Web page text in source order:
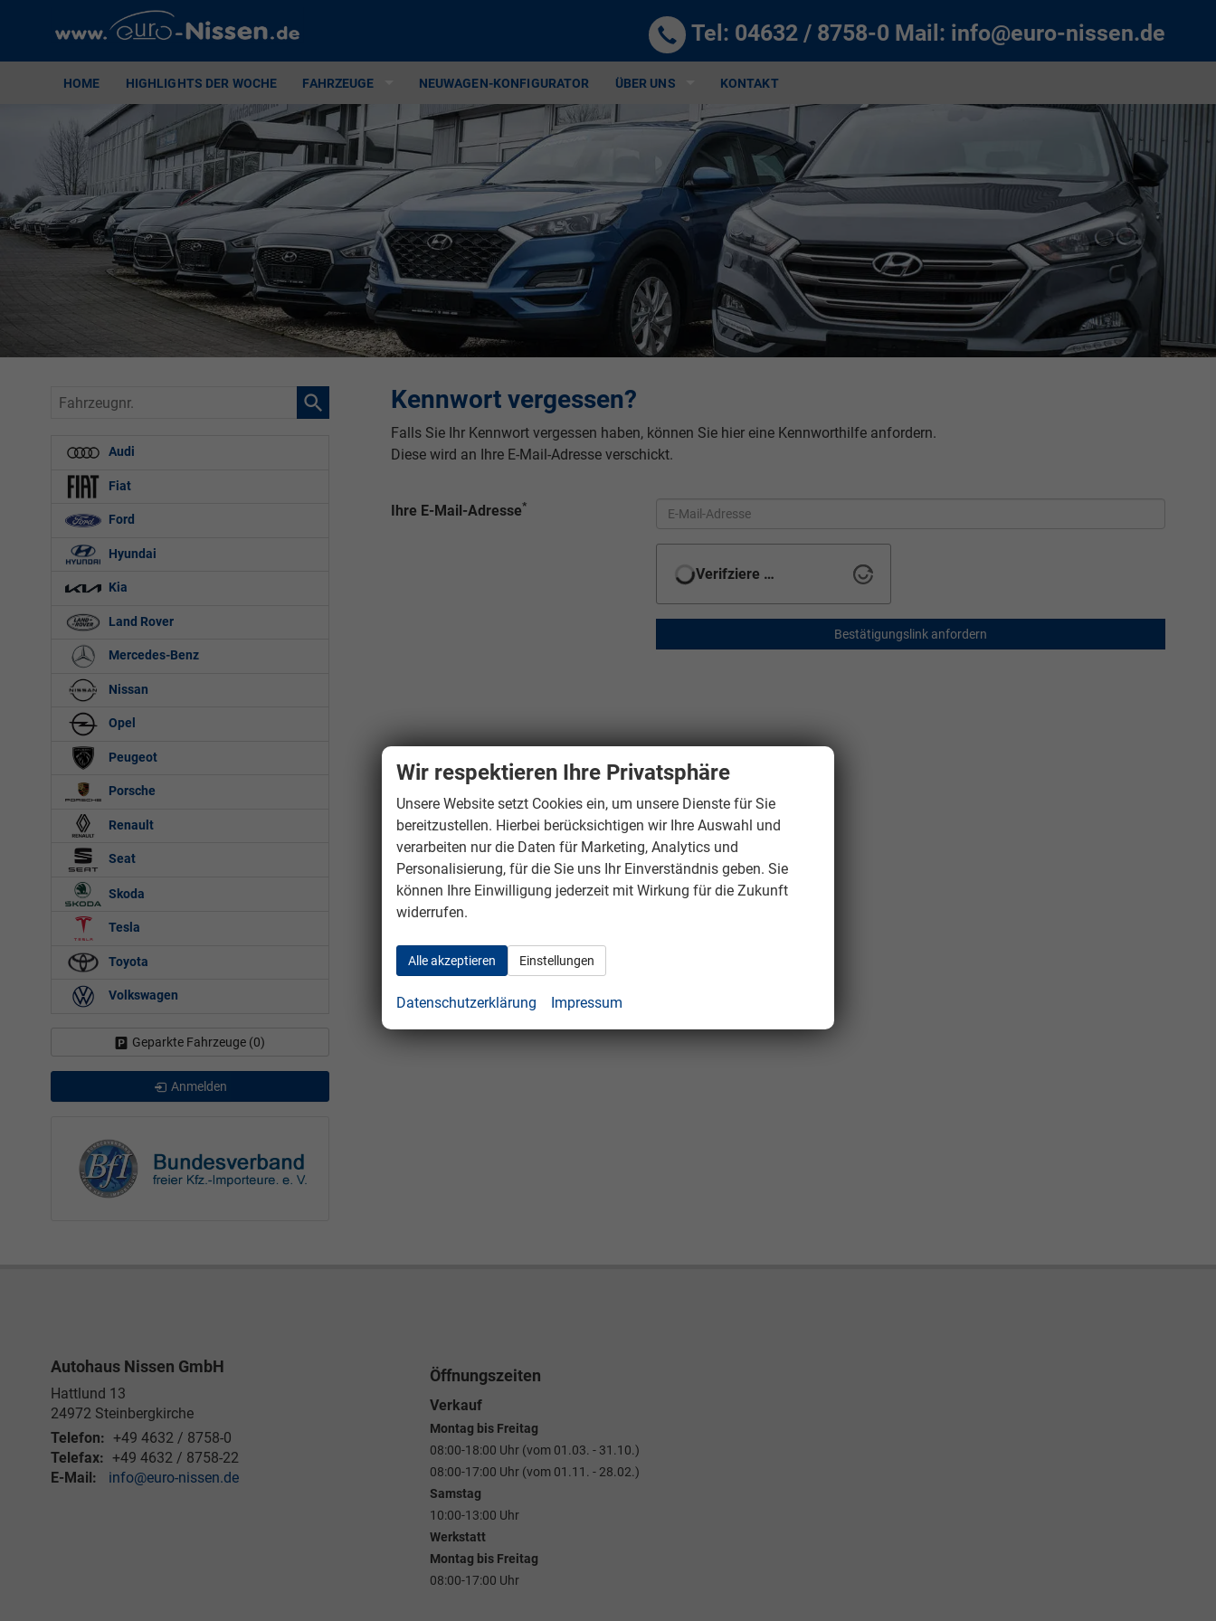
Tel: 04632 / 8758-0 Mail: info@euro-nissen.de
HOME HIGHLIGHTS DER WOCHE FAHRZEUGE NEUWAGEN-KONFIGURATOR ÜBER UNS KONTAKT
Kennwort vergessen?
Falls Sie Ihr Kennwort vergessen haben, können Sie hier eine Kennworthilfe anfordern.
Diese wird an Ihre E-Mail-Adresse verschickt.
Ihre E-Mail-Adresse*
Verifiziert
Bestätigungslink anfordern
Fahrzeugnr.
Audi
Fiat
Ford
Hyundai
Kia
Land Rover
Mercedes-Benz
Nissan
Opel
Peugeot
Porsche
Renault
Seat
Skoda
Tesla
Toyota
Volkswagen
Geparkte Fahrzeuge (0)
Anmelden
Autohaus Nissen GmbH
Hattlund 13
24972 Steinbergkirche
Telefon: +49 4632 / 8758-0
Telefax: +49 4632 / 8758-22
E-Mail:
info@euro-nissen.de
Öffnungszeiten
Verkauf
Montag bis Freitag
08:00-18:00 Uhr (vom 01.03. - 31.10.)
08:00-17:00 Uhr (vom 01.11. - 28.02.)
Samstag
10:00-13:00 Uhr
Werkstatt
Montag bis Freitag
08:00-17:00 Uhr
Wir respektieren Ihre Privatsphäre
Unsere Website setzt Cookies ein, um unsere Dienste für Sie
bereitzustellen. Hierbei berücksichtigen wir Ihre Auswahl und
verarbeiten nur die Daten für Marketing, Analytics und
Personalisierung, für die Sie uns Ihr Einverständnis geben. Sie
können Ihre Einwilligung jederzeit mit Wirkung für die Zukunft
widerrufen.
Alle akzeptieren Einstellungen
Datenschutzerklärung Impressum